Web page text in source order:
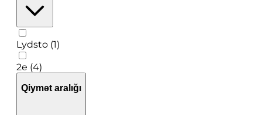
Lydsto (1)
2e (4)
Qiymət aralığı